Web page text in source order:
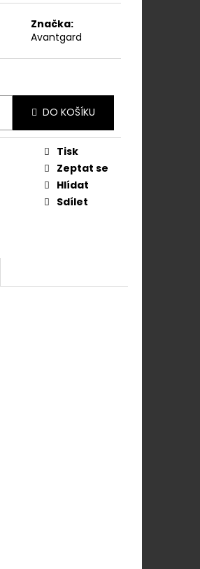
Značka:
Avantgard
DO KOŠÍKU
Tisk
Zeptat se
Hlídat
Sdílet